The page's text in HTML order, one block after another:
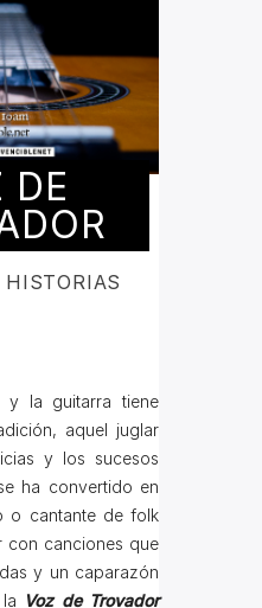
DE
la guitarra tiene
aquel juglar
y los sucesos
ha convertido en
o cantante de folk
con canciones que
y un caparazón
Voz de Trovador